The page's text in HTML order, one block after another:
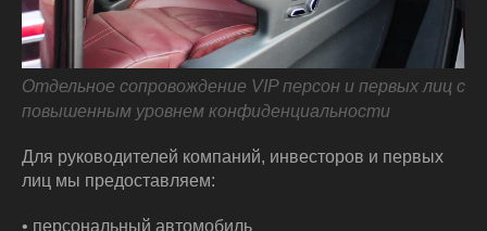
Отдельное сопровождение VIP персон и первых лиц с
повышенным уровнем конфиденциальности
Для руководителей компаний, инвесторов и первых
лиц мы предоставляем:
• персональный автомобиль